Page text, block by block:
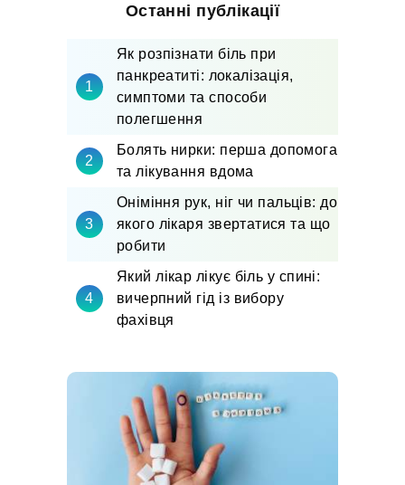
Останні публікації
Як розпізнати біль при
панкреатиті: локалізація,
симптоми та способи
полегшення
Болять нирки: перша допомога
та лікування вдома
Оніміння рук, ніг чи пальців: до
якого лікаря звертатися та що
робити
Який лікар лікує біль у спині:
вичерпний гід із вибору
фахівця